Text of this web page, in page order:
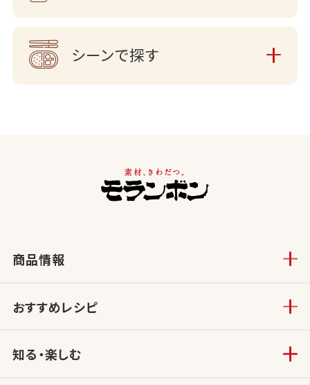
シーンで探す
商品情報
おすすめレシピ
知る・楽しむ